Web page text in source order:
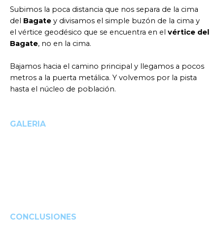
Subimos la poca distancia que nos separa de la cima
del Bagate y divisamos el simple buzón de la cima y
el vértice geodésico que se encuentra en el vértice del
Bagate, no en la cima.
Bajamos hacia el camino principal y llegamos a pocos
metros a la puerta metálica. Y volvemos por la pista
hasta el núcleo de población.
GALERIA
CONCLUSIONES